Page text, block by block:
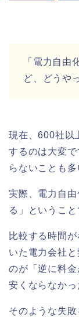
「電力自由
ど、どうや
現在、600社以
するのは大変
らないことも多
実際、電力自
る」ということ
比較する時間
いた電力会社
のが「逆に料
安くならなかっ
そのような失